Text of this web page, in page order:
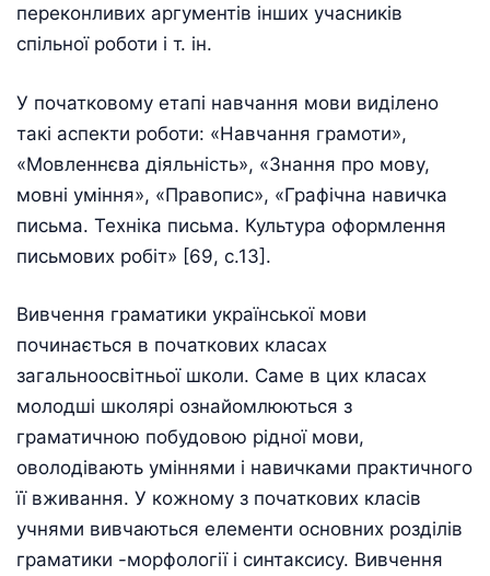
переконливих аргументів інших учасників
спільної роботи і т. ін.
У початковому етапі навчання мови виділено
такі аспекти роботи: «Навчання грамоти»,
«Мовленнєва діяльність», «Знання про мову,
мовні уміння», «Правопис», «Графічна навичка
письма. Техніка письма. Культура оформлення
письмових робіт» [69, с.13].
Вивчення граматики української мови
починається в початкових класах
загальноосвітньої школи. Саме в цих класах
молодші школярі ознайомлюються з
граматичною побудовою рідної мови,
оволодівають уміннями і навичками практичного
її вживання. У кожному з початкових класів
учнями вивчаються елементи основних розділів
граматики -морфології і синтаксису. Вивчення